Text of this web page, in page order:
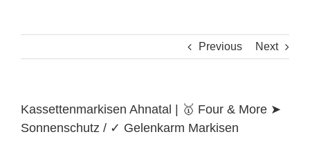
Previous Next
Kassettenmarkisen Ahnatal | 🥇 Four & More ➤
Sonnenschutz / ✓ Gelenkarm Markisen